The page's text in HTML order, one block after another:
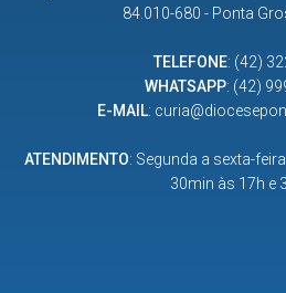
84.010-680 - Ponta
TELEFONE: (42)
WHATSAPP: (42)
E-MAIL:
ATENDIMENTO: Segunda a sexta-
30min às 17h e